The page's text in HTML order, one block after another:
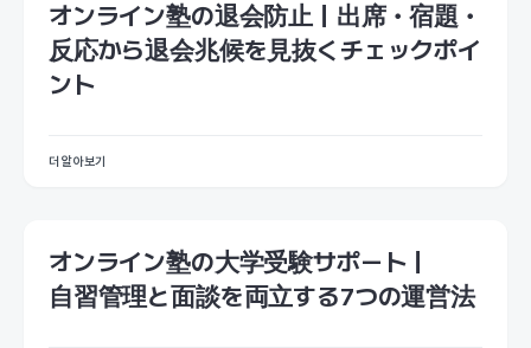
オンライン塾の退会防止｜出席・宿題・
反応から退会兆候を見抜くチェックポイ
ント
더 알아보기
オンライン塾の大学受験サポート｜
自習管理と面談を両立する7つの運営法